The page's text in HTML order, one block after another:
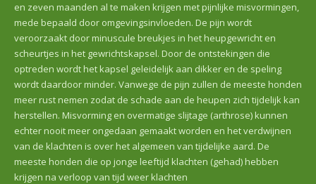
en zeven maanden al te maken krijgen met pijnlijke misvormingen,
mede bepaald door omgevingsinvloeden. De pijn wordt
veroorzaakt door minuscule breukjes in het heupgewricht en
scheurtjes in het gewrichtskapsel. Door de ontstekingen die
optreden wordt het kapsel geleidelijk aan dikker en de speling
wordt daardoor minder. Vanwege de pijn zullen de meeste honden
meer rust nemen zodat de schade aan de heupen zich tijdelijk kan
herstellen. Misvorming en overmatige slijtage (arthrose) kunnen
echter nooit meer ongedaan gemaakt worden en het verdwijnen
van de klachten is over het algemeen van tijdelijke aard. De
meeste honden die op jonge leeftijd klachten (gehad) hebben
krijgen na verloop van tijd weer klachten